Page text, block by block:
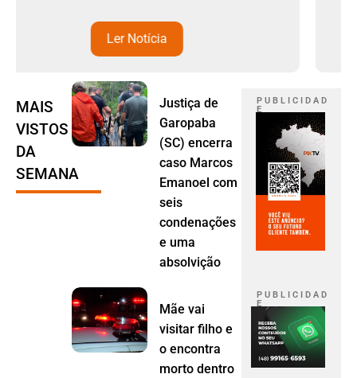
MAIS
VISTOS
DA
SEMANA
Justiça de
Garopaba
(SC) encerra
caso Marcos
Emanoel com
seis
condenações
e uma
absolvição
Mãe vai
visitar filho e
o encontra
morto dentro
P U B L I C I D A D
E
P U B L I C I D A D
E